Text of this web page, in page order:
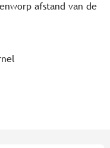
afstand van de